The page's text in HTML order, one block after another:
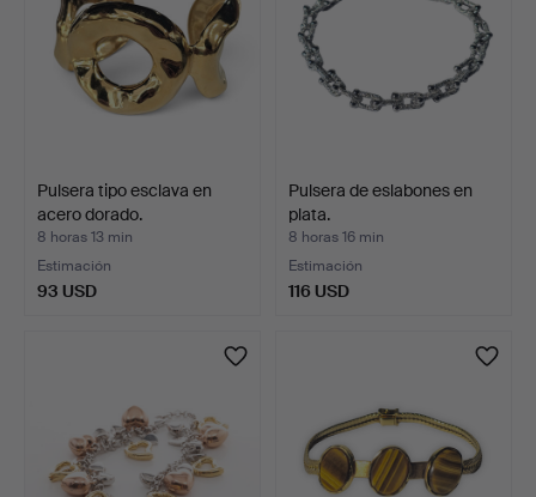
Pulsera tipo esclava en
acero dorado.
8 horas 13 min
Estimación
93 USD
Pulsera de eslabones en
plata.
8 horas 16 min
Estimación
116 USD